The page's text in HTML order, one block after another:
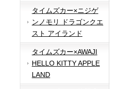
タイムズカー×ニジゲ
ンノモリ ドラゴンクエ
スト アイランド
タイムズカー×AWAJI
HELLO KITTY APPLE
LAND